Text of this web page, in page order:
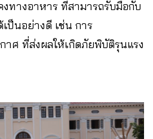
างอาหาร ที่สามารถรับมือกับ
ป็นอย่างดี เช่น การ
าศ ที่ส่งผลให้เกิดภัยพิบัติรุนแรง